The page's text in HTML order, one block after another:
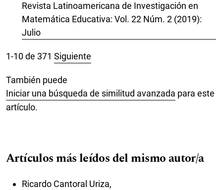
Revista Latinoamericana de Investigación en
Matemática Educativa: Vol. 22 Núm. 2 (2019):
Julio
1-10 de 371 Siguiente
También puede
Iniciar una búsqueda de similitud avanzada para este
artículo.
Artículos más leídos del mismo autor/a
Ricardo Cantoral Uriza,